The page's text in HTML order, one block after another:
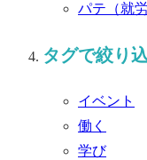
パテ （就
タグで絞り
イベント
働く
学び